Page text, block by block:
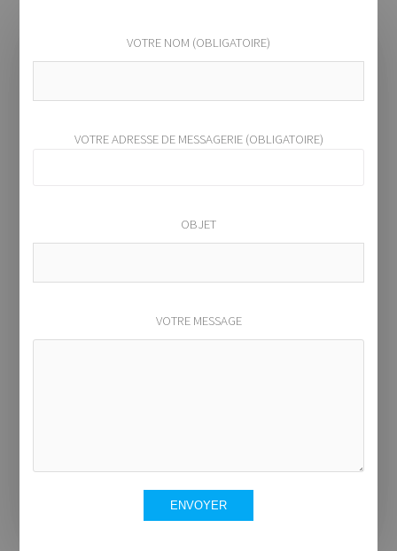
VOTRE NOM (OBLIGATOIRE)
VOTRE ADRESSE DE MESSAGERIE (OBLIGATOIRE)
OBJET
VOTRE MESSAGE